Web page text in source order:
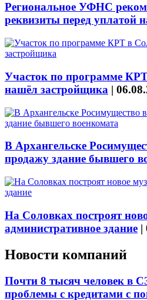
Региональное УФНС
реквизиты перед уплатой
Участок по программе
нашёл застройщика |
В Архангельске
продажу здание бывшего
На Соловках построят
административное здание |
Новости компаний
Почти 8 тысяч человек в
проблемы с кредитами с